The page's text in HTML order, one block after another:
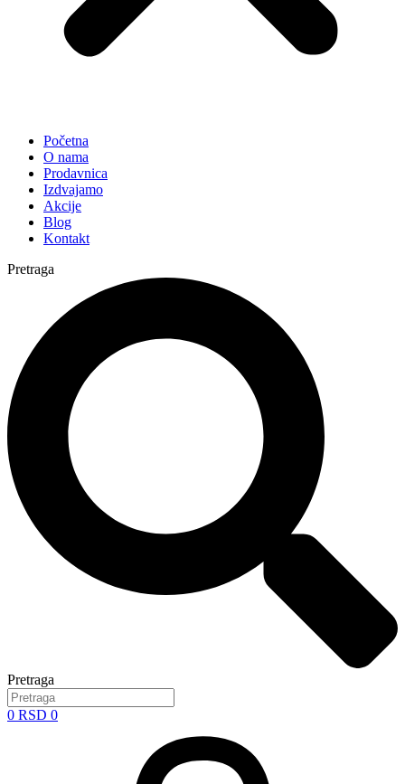
Početna
O nama
Prodavnica
Izdvajamo
Akcije
Blog
Kontakt
Pretraga
Pretraga
0 RSD 0